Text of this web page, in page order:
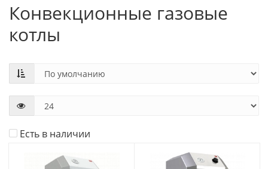
Конвекционные газовые
котлы
Есть в наличии